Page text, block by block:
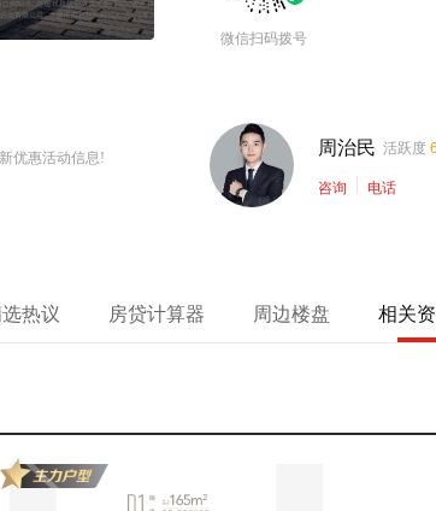
微信扫码拨号
优惠活动信息! 周治民 活跃度
咨询 电话
热议 房贷计算器 周边楼盘 相关